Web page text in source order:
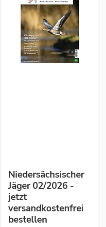
Niedersächsischer
Jäger 02/2026 -
jetzt
versandkostenfrei
bestellen